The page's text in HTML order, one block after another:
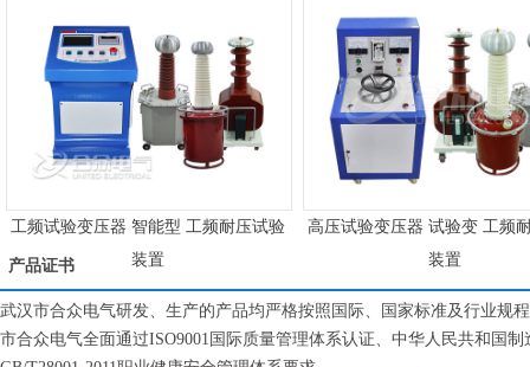
工频试验变压器 智能型 工频耐压试验
装置
高压试验变压器 试验变 工频
装置
产品证书
武汉市合众电气研发、生产的产品均严格按照国际、国家标准及行业规
市合众电气全面通过ISO9001国际质量管理体系认证、中华人民共和国